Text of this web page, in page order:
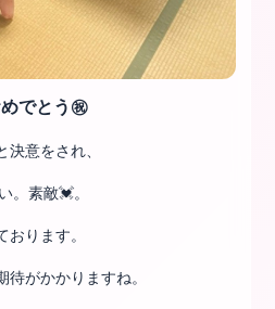
でとう㊗️
意をされ、
。素敵💓。
ります。
がかかりますね。